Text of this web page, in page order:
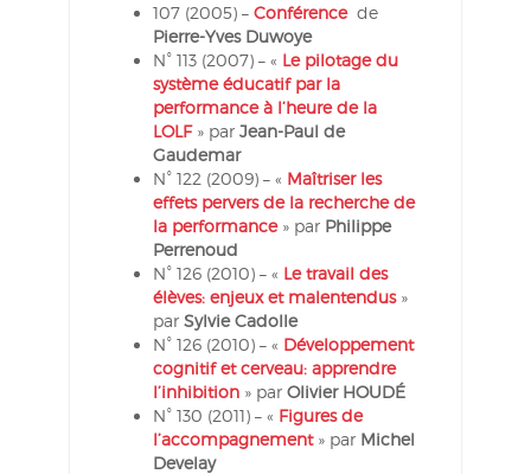
107 (2005) – Conférencede
Pierre-Yves Duwoye
N° 113 (2007) – « Le pilotage du
système éducatif par la
performance à l’heure de la
LOLF » par Jean-Paul de
Gaudemar
N° 122 (2009) – « Maîtriser les
effets pervers de la recherche de
la performance » par Philippe
Perrenoud
N° 126 (2010) – « Le travail des
élèves: enjeux et malentendus»
par Sylvie Cadolle
N° 126 (2010) – « Développement
cognitif et cerveau: apprendre
l’inhibition » par Olivier HOUDÉ
N° 130 (2011) – « Figures de
l’accompagnement» par Michel
Develay